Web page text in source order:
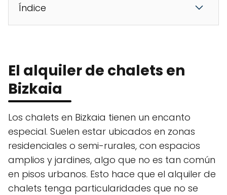
Índice
El alquiler de chalets en
Bizkaia
Los chalets en Bizkaia tienen un encanto
especial. Suelen estar ubicados en zonas
residenciales o semi-rurales, con espacios
amplios y jardines, algo que no es tan común
en pisos urbanos. Esto hace que el alquiler de
chalets tenga particularidades que no se